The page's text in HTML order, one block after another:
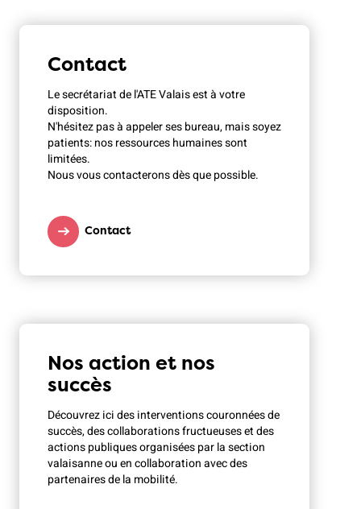
Contact
Le secrétariat de l'ATE Valais est à votre
disposition.
N'hésitez pas à appeler ses bureau, mais soyez
patients: nos ressources humaines sont
limitées.
Nous vous contacterons dès que possible.
Contact
Nos action et nos
succès
Découvrez ici des interventions couronnées de
succès, des collaborations fructueuses et des
actions publiques organisées par la section
valaisanne ou en collaboration avec des
partenaires de la mobilité.